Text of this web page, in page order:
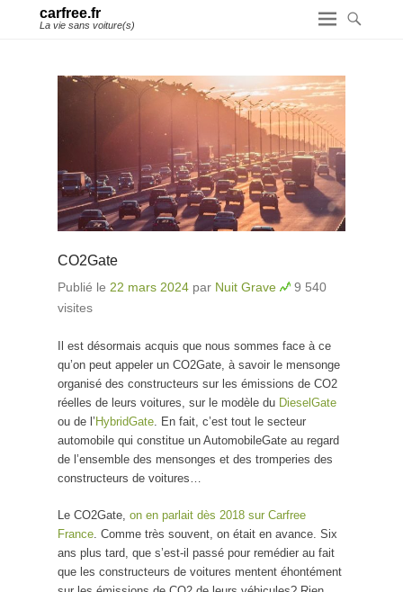
carfree.fr
La vie sans voiture(s)
CO2Gate
Publié le 22 mars 2024 par Nuit Grave
9 540
visites
Il est désormais acquis que nous sommes face à ce
qu’on peut appeler un CO2Gate, à savoir le mensonge
organisé des constructeurs sur les émissions de CO2
réelles de leurs voitures, sur le modèle du DieselGate
ou de l’ HybridGate . En fait, c’est tout le secteur
automobile qui constitue un AutomobileGate au regard
de l’ensemble des mensonges et des tromperies des
constructeurs de voitures…
Le CO2Gate, on en parlait dès 2018 sur Carfree
France . Comme très souvent, on était en avance. Six
ans plus tard, que s’est-il passé pour remédier au fait
que les constructeurs de voitures mentent éhontément